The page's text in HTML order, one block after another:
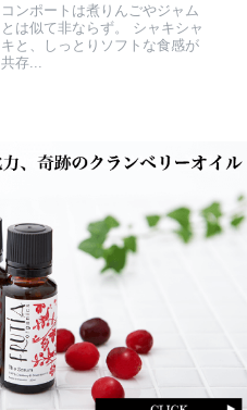
コンポートは煮りんごやジャム
とは似て非ならず。 シャキシャ
キと、しっとりソフトな食感が
共存...